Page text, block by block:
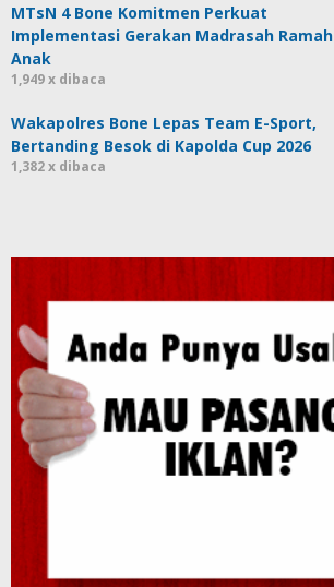
MTsN 4 Bone Komitmen Perkuat
Implementasi Gerakan Madrasah Ramah
Anak
1,949 x dibaca
Wakapolres Bone Lepas Team E-Sport,
Bertanding Besok di Kapolda Cup 2026
1,382 x dibaca